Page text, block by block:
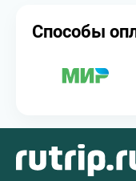
Способы